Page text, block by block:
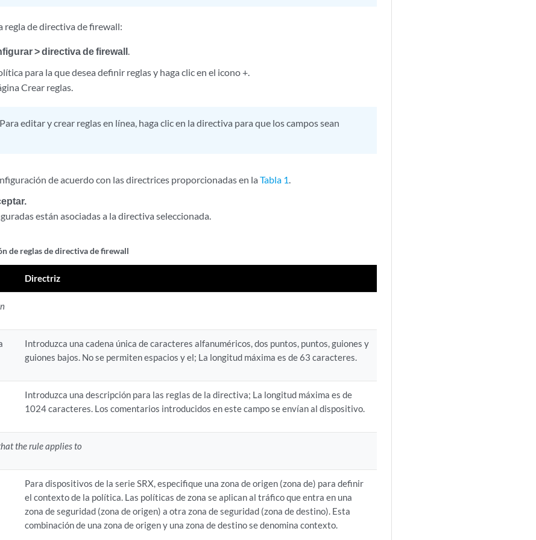
regla de directiva de firewall:
> directiva de firewall.
para la que desea definir reglas y haga clic en el icono +.
Crear reglas.
Para editar y crear reglas en línea, haga clic en la directiva para que los campos sean
de acuerdo con las directrices proporcionadas en laTabla 1.
están asociadas a la directiva seleccionada.
de reglas de directiva de firewall
Directriz
Introduzca una cadena única de caracteres alfanuméricos, dos puntos, puntos, guiones y
guiones bajos. No se permiten espacios y el; La longitud máxima es de 63 caracteres.
Introduzca una descripción para las reglas de la directiva; La longitud máxima es de
1024 caracteres. Los comentarios introducidos en este campo se envían al dispositivo.
the rule applies to
Para dispositivos de la serie SRX, especifique una zona de origen (zona de) para definir
el contexto de la política. Las políticas de zona se aplican al tráfico que entra en una
zona de seguridad (zona de origen) a otra zona de seguridad (zona de destino). Esta
combinación de una zona de origen y una zona de destino se denomina contexto.